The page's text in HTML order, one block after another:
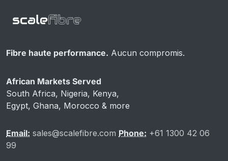
Fibre haute performance. Aucun compromis.
African Markets Served
South Africa, Nigeria, Kenya,
Egypt, Ghana, Morocco & more
Email: sales@scalefibre.com Phone: +61 1300 42 06
99